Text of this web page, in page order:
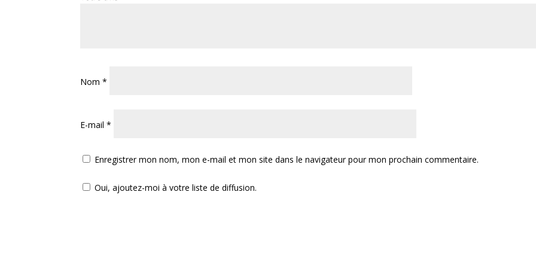
Nom*
E-mail*
Enregistrer mon nom, mon e-mail et mon site dans le navigateur pour mon prochain commentaire.
Oui, ajoutez-moi à votre liste de diffusion.